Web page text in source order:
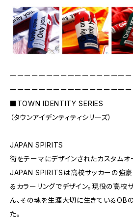
ーーーーーーーーーーーーーーーー
ーーーーーーーーーーーーーーーーー
■TOWN IDENTITY SERIES
（タウンアイデンティティシリーズ）
JAPAN SPIRITS
街をテーマにデザインされたカスタムオ
JAPAN SPIRITSは高校サッカーの強
るカラーリングでデザイン。現役の高校
ん、その魂を生涯大切に生きているOB
た。